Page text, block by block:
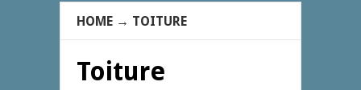
HOME → TOITURE
Toiture